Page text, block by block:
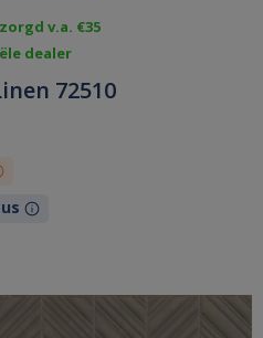
v.a. €35
dealer
72510